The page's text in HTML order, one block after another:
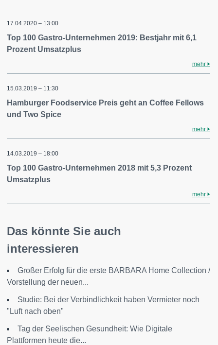
17.04.2020 – 13:00
Top 100 Gastro-Unternehmen 2019: Bestjahr mit 6,1
Prozent Umsatzplus
mehr
15.03.2019 – 11:30
Hamburger Foodservice Preis geht an Coffee Fellows
und Two Spice
mehr
14.03.2019 – 18:00
Top 100 Gastro-Unternehmen 2018 mit 5,3 Prozent
Umsatzplus
mehr
Das könnte Sie auch
interessieren
Großer Erfolg für die erste BARBARA Home Collection /
Vorstellung der neuen...
Studie: Bei der Verbindlichkeit haben Vermieter noch
"Luft nach oben"
Tag der Seelischen Gesundheit: Wie Digitale
Plattformen heute die...